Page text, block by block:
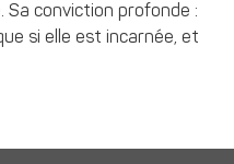
Sa conviction profonde :
si elle est incarnée, et